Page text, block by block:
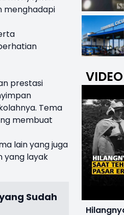
menghadapi
prestasi
Tema
membuat
lain yang juga
yang layak
Sudah
VIDEO